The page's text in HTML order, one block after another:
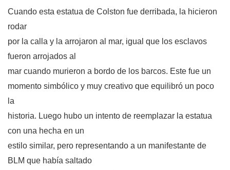
Cuando esta estatua de Colston fue derribada, la hicieron
rodar
por la calla y la arrojaron al mar, igual que los esclavos
fueron arrojados al
mar cuando murieron a bordo de los barcos. Este fue un
momento simbólico y muy creativo que equilibró un poco
la
historia. Luego hubo un intento de reemplazar la estatua
con una hecha en un
estilo similar, pero representando a un manifestante de
BLM que había saltado